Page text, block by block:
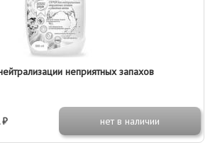
неприятных запахов
₽ нет в наличии